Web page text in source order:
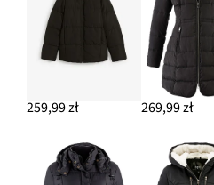
259,99 zł 269,99 zł